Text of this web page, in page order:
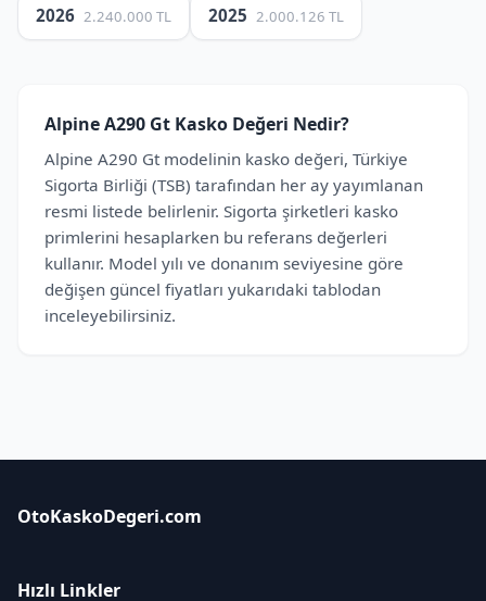
2026 2.240.000 TL 2025 2.000.126 TL
Alpine A290 Gt Kasko Değeri Nedir?
Alpine A290 Gt modelinin kasko değeri, Türkiye
Sigorta Birliği (TSB) tarafından her ay yayımlanan
resmi listede belirlenir. Sigorta şirketleri kasko
primlerini hesaplarken bu referans değerleri
kullanır. Model yılı ve donanım seviyesine göre
değişen güncel fiyatları yukarıdaki tablodan
inceleyebilirsiniz.
OtoKaskoDegeri.com
Hızlı Linkler